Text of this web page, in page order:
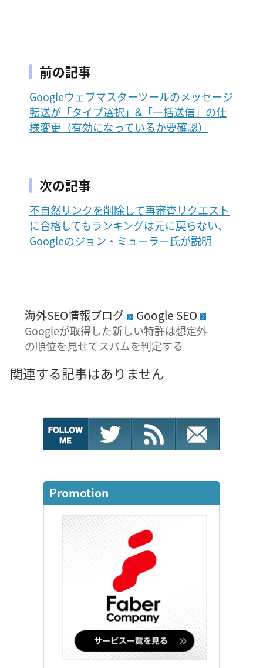
前の記事
Googleウェブマスターツールのメッセージ
転送が「タイプ選択」&「一括送信」の仕
様変更（有効になっているか要確認）
次の記事
不自然リンクを削除して再審査リクエスト
に合格してもランキングは元に戻らない、
Googleのジョン・ミューラー氏が説明
海外SEO情報ブログ Google SEO
Googleが取得した新しい特許は想定外
の順位を見せてスパムを判定する
関連する記事はありません
Promotion